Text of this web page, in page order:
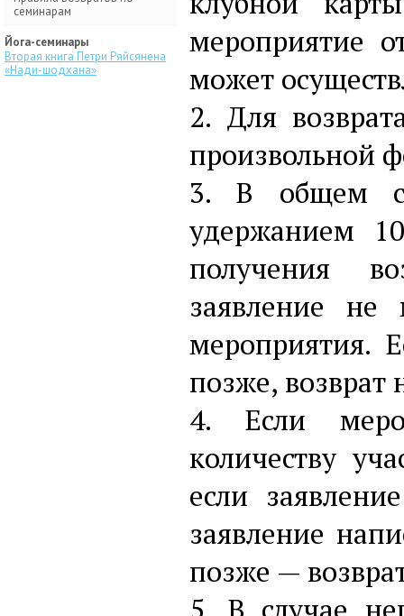
семинарам
Йога-семинары
Вторая книга Петри Ряйсянена
«Нади-шодхана»
мероприятие
может
2. Для
произвольной
3. В общем
удержанием
получения
заявление
мероприятия.
позже, возврат
4. Если
количеству
если
заявление
позже —